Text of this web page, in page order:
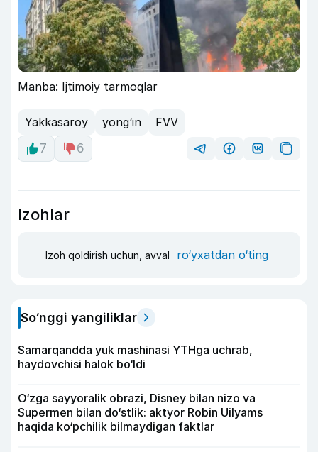
Manba: Ijtimoiy tarmoqlar
Yakkasaroy yong‘in
FVV
7
6
Izohlar
Izoh qoldirish uchun, avval ro‘yxatdan o‘ting
So‘nggi yangiliklar
Samarqandda yuk mashinasi YTHga uchrab,
haydovchisi halok bo‘ldi
O‘zga sayyoralik obrazi, Disney bilan nizo va
Supermen bilan do‘stlik: aktyor Robin Uilyams
haqida ko‘pchilik bilmaydigan faktlar